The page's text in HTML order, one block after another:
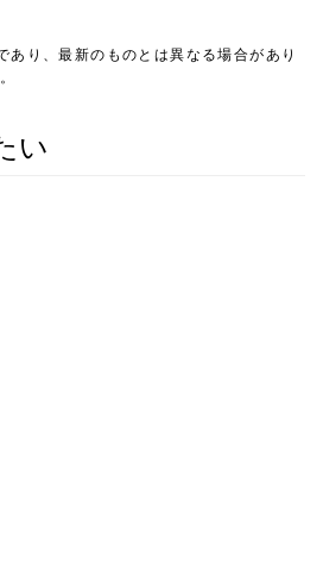
あり、最新のものとは異なる場合があり
い